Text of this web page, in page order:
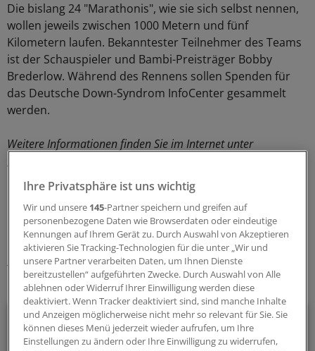
Die bislang 24 "Marathonis", wie sie sich selbst nennen,
wollen jeweils zwischen 1000 Metern und fünf
Kilometern laufen. Bekanntester Teilnehmer des Teams
ist der Schauspieler und Bambi-Preisträger Bobby
Brederlow. Während des Rennens sollen Spenden für
das Deutsche Down-Syndrom InfoCenter gesammelt
werden.
Weitere Informationen finden Sie im Internet unter
Schlagworte:
Gesellschaft
Ihr Newsletter zum Thema
Menschen & Leben
Ihre Privatsphäre ist uns wichtig
Wir und unsere 145-Partner speichern und greifen auf
personenbezogene Daten wie Browserdaten oder eindeutige
Kennungen auf Ihrem Gerät zu. Durch Auswahl von Akzeptieren
aktivieren Sie Tracking-Technologien für die unter „Wir und
unsere Partner verarbeiten Daten, um Ihnen Dienste
bereitzustellen“ aufgeführten Zwecke. Durch Auswahl von Alle
ablehnen oder Widerruf Ihrer Einwilligung werden diese
deaktiviert. Wenn Tracker deaktiviert sind, sind manche Inhalte
und Anzeigen möglicherweise nicht mehr so relevant für Sie. Sie
können dieses Menü jederzeit wieder aufrufen, um Ihre
Einstellungen zu ändern oder Ihre Einwilligung zu widerrufen,